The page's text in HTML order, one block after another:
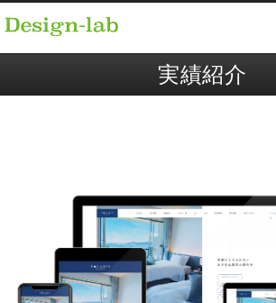
実績紹介